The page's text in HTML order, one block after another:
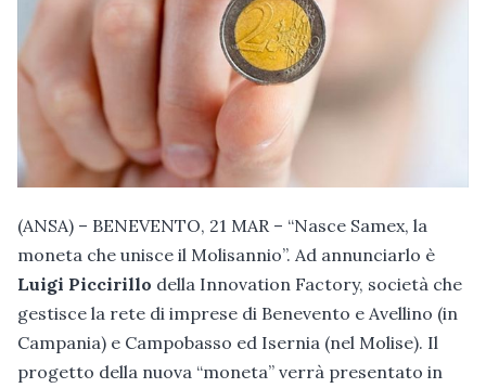
(ANSA) – BENEVENTO, 21 MAR – “Nasce Samex, la
moneta che unisce il Molisannio”. Ad annunciarlo è
Luigi Piccirillo della Innovation Factory, società che
gestisce la rete di imprese di Benevento e Avellino (in
Campania) e Campobasso ed Isernia (nel Molise). Il
progetto della nuova “moneta” verrà presentato in